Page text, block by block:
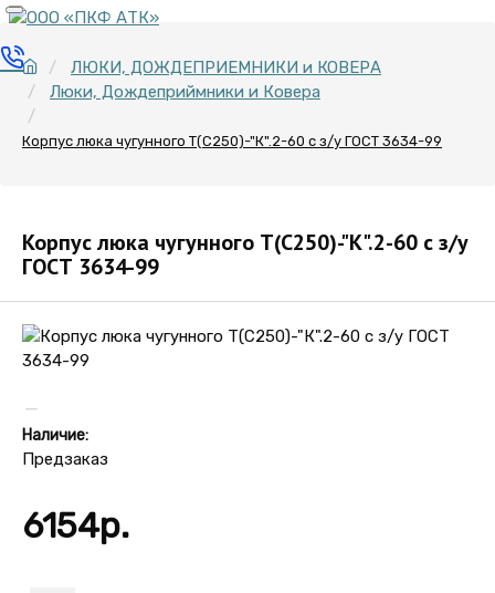
ЛЮКИ, ДОЖДЕПРИЕМНИКИ и КОВЕРА
Люки, Дождеприймники и Ковера
Корпус люка чугунного Т(С250)-"К".2-60 с з/у ГОСТ 3634-99
Корпус люка чугунного Т(С250)-"К".2-60 с з/у
ГОСТ 3634-99
Наличие:
Предзаказ
6154р.